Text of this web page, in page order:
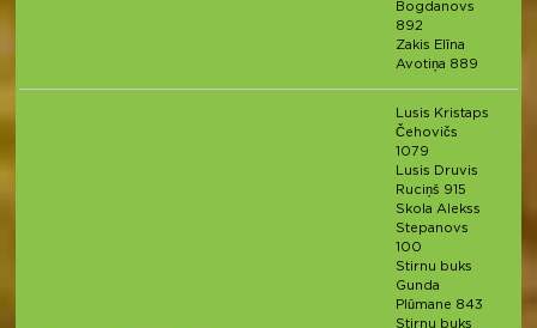
Bogdanovs
892
Zakis Elīna
Avotiņa 889
Lusis Kristaps
Čehovičs
1079
Lusis Druvis
Ruciņš 915
Skola Alekss
Stepanovs
100
Stirnu buks
Gunda
Plūmane 843
Stirnu buks